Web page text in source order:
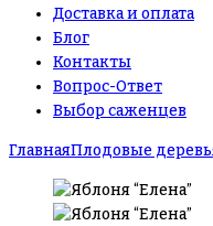
Доставка и оплата
Блог
Контакты
Вопрос-Ответ
Выбор саженцев
ГлавнаяПлодовые